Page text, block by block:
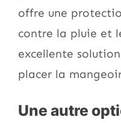
offre une
contre la pluie et
excellente
placer la
Une autre